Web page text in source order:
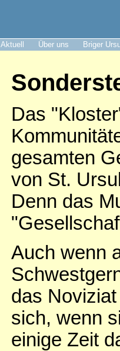
Aktuell Über uns Briger
Das
gesamten
von St.
Denn das
Auch wenn
das
sich, wenn
einige Zeit